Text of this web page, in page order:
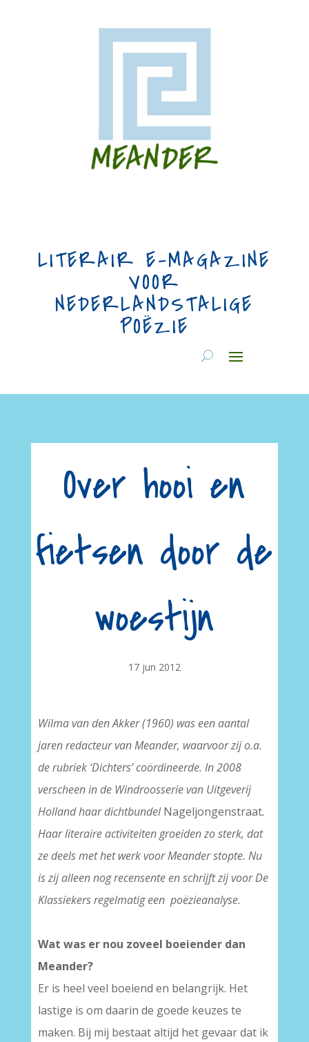
LITERAIR E-MAGAZINE
VOOR
NEDERLANDSTALIGE
POËZIE
Over hooi en
fietsen door de
woestijn
17 jun 2012
Wilma van den Akker (1960) was een aantal
jaren redacteur van Meander, waarvoor zij o.a.
de rubriek ‘Dichters’coördineerde. In 2008
verscheenin de Windroosserie van Uitgeverij
Hollandhaar dichtbundelNageljongenstraat.
Haar literaire activiteiten groeiden zo sterk, dat
ze deels met het werk voor Meander stopte. Nu
is zij alleen nog recensente en schrijft zij voor De
Klassiekers regelmatig een poëzieanalyse.
Wat was er nou zoveel boeiender dan
Meander?
Er is heel veel boeiend en belangrijk. Het
lastige is om daarin de goede keuzes te
maken. Bij mij bestaat altijd het gevaar dat ik